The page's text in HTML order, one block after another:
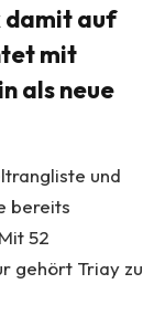
damit auf
mit
als neue
und
bereits
52
gehört Triay zu